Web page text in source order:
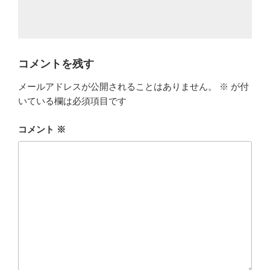
コメントを残す
メールアドレスが公開されることはありません。 ※ が付
いている欄は必須項目です
コメント ※